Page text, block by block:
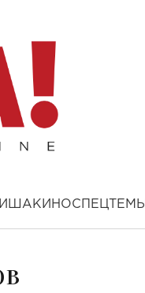
КИНОСПЕЦТЕМЫ